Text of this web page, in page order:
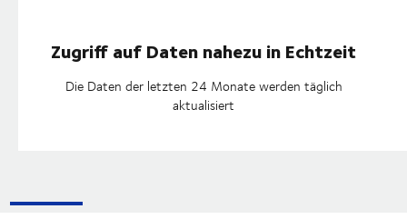
Zugriff auf Daten nahezu in Echtzeit
Die Daten der letzten 24 Monate werden täglich
aktualisiert